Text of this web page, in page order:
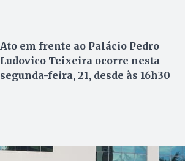
Ato em frente ao Palácio Pedro
Ludovico Teixeira ocorre nesta
segunda-feira, 21, desde às 16h30